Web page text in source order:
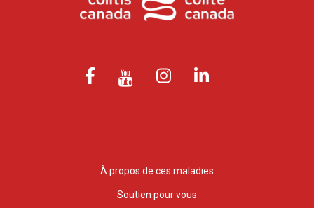
À propos de ces maladies
Soutien pour vous